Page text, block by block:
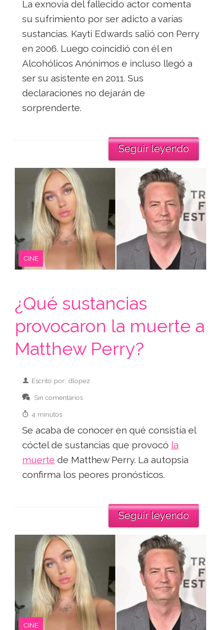
La exnovia del fallecido actor comenta
su sufrimiento por ser adicto a varias
sustancias. Kayti Edwards salió con Perry
en 2006. Luego coincidió con él en
Alcohólicos Anónimos e incluso llegó a
ser su asistente en 2011. Sus
declaraciones no dejarán de
sorprenderte.
Seguir leyendo
CINE
¿Qué sustancias
provocaron la muerte a
Matthew Perry?
Escrito por: dlopez
Sin comentarios
4 minutos
Se acaba de conocer en qué consistía el
cóctel de sustancias que provocó la
muerte de Matthew Perry. La autopsia
confirma los peores pronósticos.
Seguir leyendo
CINE